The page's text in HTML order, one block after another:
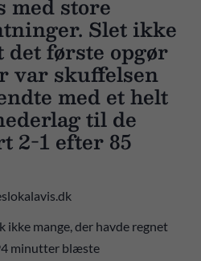
med store
Slet ikke
første opgør
var skuffelsen
med et helt
til de
2-1 efter 85
ikke mange, der havde regnet
minutter blæste